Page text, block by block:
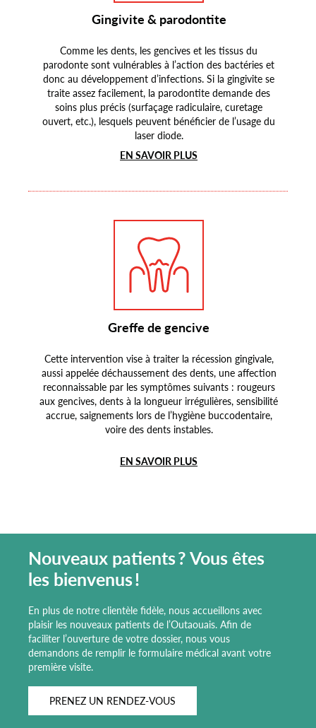
Gingivite & parodontite
Comme les dents, les gencives et les tissus du
parodonte sont vulnérables à l’action des bactéries et
donc au développement d’infections. Si la gingivite se
traite assez facilement, la parodontite demande des
soins plus précis (surfaçage radiculaire, curetage
ouvert, etc.), lesquels peuvent bénéficier de l’usage du
laser diode.
EN SAVOIR PLUS
Greffe de gencive
Cette intervention vise à traiter la récession gingivale,
aussi appelée déchaussement des dents, une affection
reconnaissable par les symptômes suivants : rougeurs
aux gencives, dents à la longueur irrégulières, sensibilité
accrue, saignements lors de l’hygiène buccodentaire,
voire des dents instables.
EN SAVOIR PLUS
Nouveaux patients ? Vous êtes
les bienvenus !
En plus de notre clientèle fidèle, nous accueillons avec
plaisir les nouveaux patients de l’Outaouais. Afin de
faciliter l’ouverture de votre dossier, nous vous
demandons de remplir le formulaire médical avant votre
première visite.
PRENEZ UN RENDEZ-VOUS